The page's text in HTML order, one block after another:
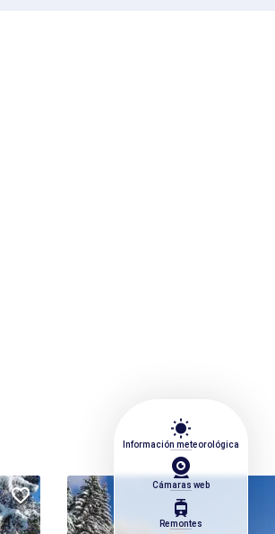
wb_sunny
Información meteorológica
Cámaras web
tram
Remontes